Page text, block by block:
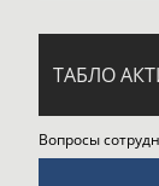
ТАБЛО
Вопросы